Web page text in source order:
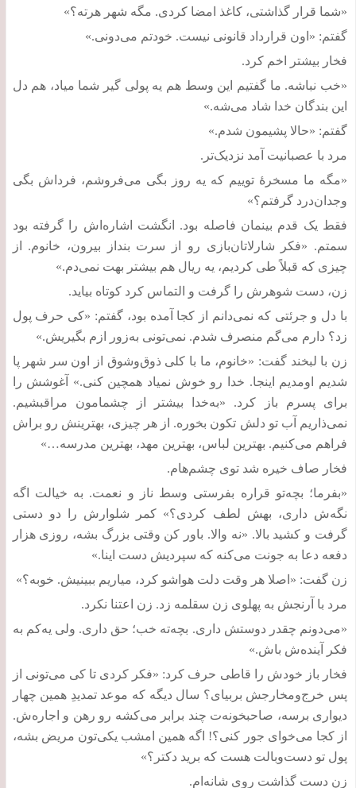
«شما قرار گذاشتی، کاغذ امضا کردی. مگه شهر هرته؟»
گفتم: « اون قرارداد قانونی نیست. خودتم می‌دونی.»
فخار بیشتر اخم کرد.
«خب نباشه. ما گفتیم این وسط هم یه پولی گیر شما میاد، هم دل
این بندگان خدا شاد می‌شه.»
گفتم: «حالا پشیمون شدم.»
مرد با عصبانیت آمد نزدیک‌تر .
«مگه ما مسخر‌ۀ توییم که یه روز بگی می‌فروشم، فرداش بگی
وجدان‌درد گرفتم؟»
فقط یک قدم بینمان فاصله بود.
انگشت اشاره‌اش را گرفته بود
سمتم. «فکر شارلاتان‌بازی رو از سرت بنداز بیرون، خانوم.
از
چیزی که قبلاً طی کردیم، یه ریال هم بیشتر بهت نمی‌دم.»
زن، دست شوهرش را گرفت و التماس کرد کوتاه بیاید.
با دل و جرئتی که نمی‌دانم از کجا آمده بود، گفتم: «کی حرف پول
زد؟ دارم می‌گم منصرف شدم. نمی‌تونی به‌زور ازم بگیریش.»
زن با لبخند گفت: «خانوم، ما با کلی ذوق‌وشوق از اون سر شهر پا
شدیم اومدیم اینجا. خدا رو خوش نمیاد همچین کنی.»
آغوشش را
برای پسرم باز کرد. «به‌خدا بیشتر از چشمامون مراقبشیم.
نمی‌ذاریم آب تو دلش تکون بخوره. از هر چیزی، بهترینش رو براش
فراهم می‌کنیم. بهترین لباس، بهترین مهد، بهترین مدرسه…»
فخار صاف خیره شد توی چشم‌هام.
«بفرما؛ بچه‌تو قراره بفرستی وسط ناز و نعمت. به خیالت اگه
نگه‌ش داری، بهش لطف کردی؟» کمر شلوارش را دو دستی
گرفت و کشید بالا. «نه والا. باور کن وقتی بزرگ بشه، روزی هزار
دفعه دعا به جونت می‌کنه که سپردیش دست اینا.»
زن گفت: « اصلا هر وقت دلت هواشو کرد، میاریم ببینیش. خوبه؟»
مرد با آرنجش به پهلوی زن سقلمه زد. زن اعتنا نکرد.
«می‌دونم چقدر دوستش داری. بچه‌ته خب؛ حق داری. ولی یه‌کم به
فکر آینده‌ش باش.»
فخار باز خودش را قاطی حرف کرد: «فکر کردی تا کی می‌تونی از
پس خرج‌ومخارجش بربیای؟ سال دیگه که موعد تمدیدِ همین چهار
دیواری‌ برسه، صاحبخونه‌ت چند برابر می‌کشه رو رهن و اجاره‌ش.
از کجا می‌خوای جور کنی؟! اگه همین امشب یکی‌تون مریض بشه،
پول تو دست‌وبالت هست که برید دکتر؟»
زن دست گذاشت روی شانه‌ام.